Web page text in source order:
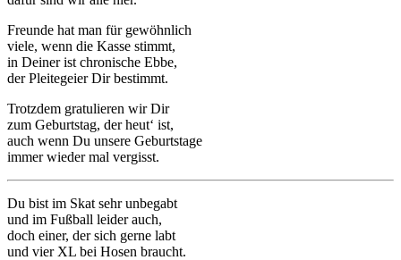
Freunde hat man für gewöhnlich
viele, wenn die Kasse stimmt,
in Deiner ist chronische Ebbe,
der Pleitegeier Dir bestimmt.
Trotzdem gratulieren wir Dir
zum Geburtstag, der heut‘ ist,
auch wenn Du unsere Geburtstage
immer wieder mal vergisst.
Du bist im Skat sehr unbegabt
und im Fußball leider auch,
doch einer, der sich gerne labt
und vier XL bei Hosen braucht.